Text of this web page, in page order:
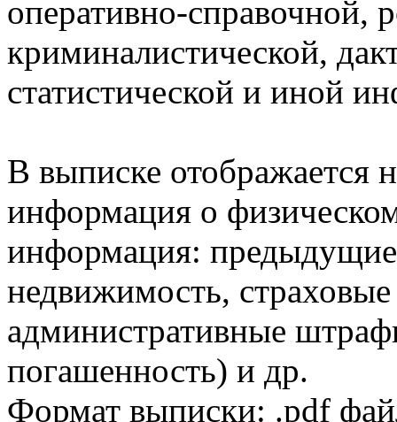
оперативно-справочной,
криминалистической,
статистической и иной
В выписке отображается
информация о
информация:
недвижимость,
административные
погашенность) и др.
Формат выписки: .pdf